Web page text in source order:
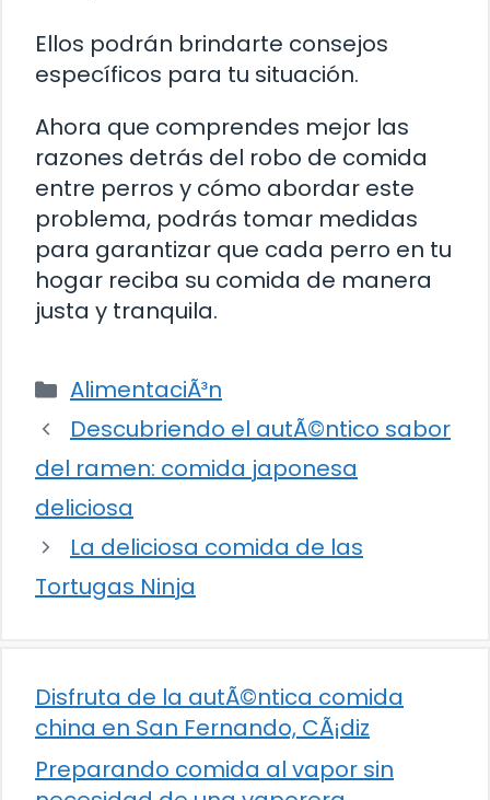
Ellos podrán brindarte consejos
específicos para tu situación.
Ahora que comprendes mejor las
razones detrás del robo de comida
entre perros y cómo abordar este
problema, podrás tomar medidas
para garantizar que cada perro en tu
hogar reciba su comida de manera
justa y tranquila.
Categorías
AlimentaciÃ³n
Descubriendo el autÃ©ntico sabor
del ramen: comida japonesa
deliciosa
La deliciosa comida de las
Tortugas Ninja
Disfruta de la autÃ©ntica comida
china en San Fernando, CÃ¡diz
Preparando comida al vapor sin